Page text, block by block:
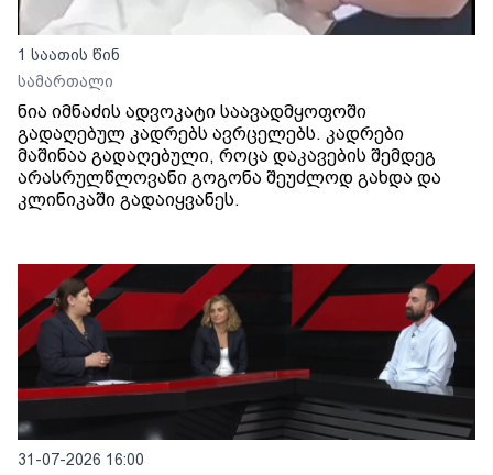
1 საათის წინ
სამართალი
ნია იმნაძის ადვოკატი საავადმყოფოში
გადაღებულ კადრებს ავრცელებს. კადრები
მაშინაა გადაღებული, როცა დაკავების შემდეგ
არასრულწლოვანი გოგონა შეუძლოდ გახდა და
კლინიკაში გადაიყვანეს.
31-07-2026 16:00